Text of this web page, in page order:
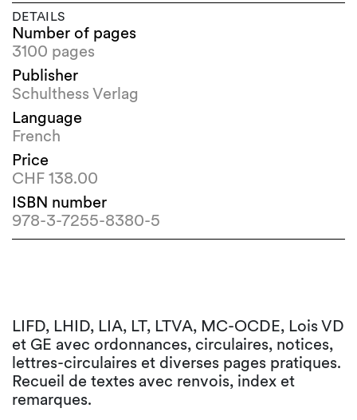
DETAILS
Number of pages
3100 pages
Publisher
Schulthess Verlag
Language
French
Price
CHF 138.00
ISBN number
978-3-7255-8380-5
LIFD, LHID, LIA, LT, LTVA, MC-OCDE, Lois VD
et GE avec ordonnances, circulaires, notices,
lettres-circulaires et diverses pages pratiques.
Recueil de textes avec renvois, index et
remarques.